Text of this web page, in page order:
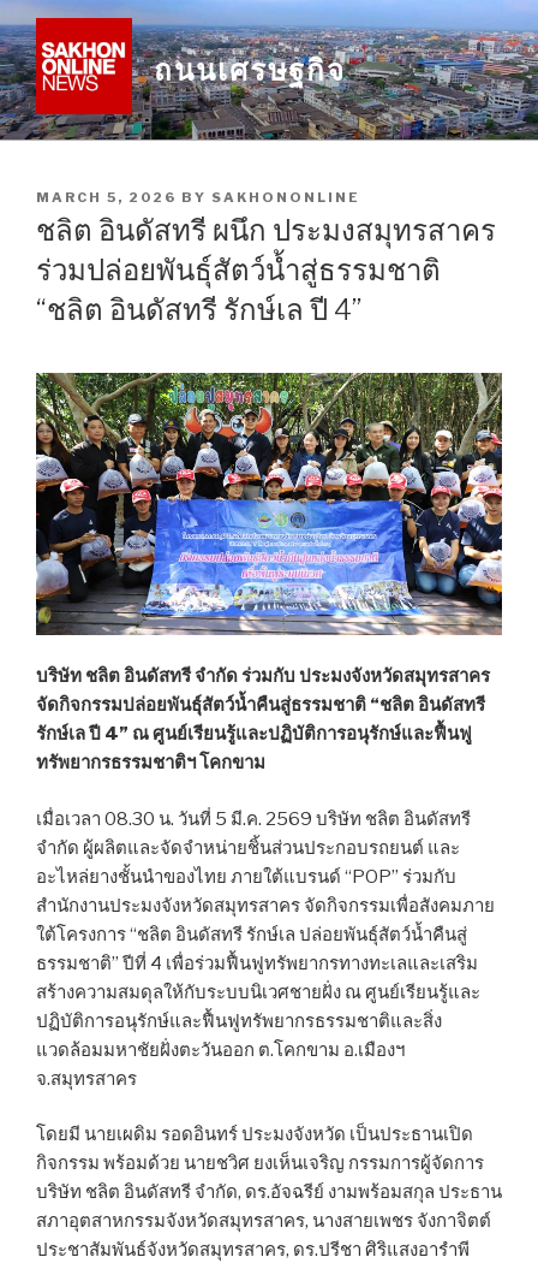
to
content
ถนนเศรษฐกิจ
POSTED
ON
MARCH 5, 2026 BY SAKHONONLINE
ชลิต อินดัสทรี ผนึก ประมงสมุทรสาคร
ร่วมปล่อยพันธุ์สัตว์น้ำสู่ธรรมชาติ
“ชลิต อินดัสทรี รักษ์เล ปี 4”
บริษัท ชลิต อินดัสทรี จำกัด ร่วมกับ ประมงจังหวัดสมุทรสาคร
จัดกิจกรรมปล่อยพันธุ์สัตว์น้ำคืนสู่ธรรมชาติ “ชลิต อินดัสทรี
รักษ์เล ปี 4” ณ ศูนย์เรียนรู้และปฏิบัติการอนุรักษ์และฟื้นฟู
ทรัพยากรธรรมชาติฯ โคกขาม
เมื่อเวลา 08.30 น. วันที่ 5 มี.ค. 2569 บริษัท ชลิต อินดัสทรี
จำกัด ผู้ผลิตและจัดจำหน่ายชิ้นส่วนประกอบรถยนต์ และ
อะไหล่ยางชั้นนำของไทย ภายใต้แบรนด์ “POP” ร่วมกับ
สำนักงานประมงจังหวัดสมุทรสาคร จัดกิจกรรมเพื่อสังคมภาย
ใต้โครงการ “ชลิต อินดัสทรี รักษ์เล ปล่อยพันธุ์สัตว์น้ำคืนสู่
ธรรมชาติ” ปีที่ 4 เพื่อร่วมฟื้นฟูทรัพยากรทางทะเลและเสริม
สร้างความสมดุลให้กับระบบนิเวศชายฝั่ง ณ ศูนย์เรียนรู้และ
ปฏิบัติการอนุรักษ์และฟื้นฟูทรัพยากรธรรมชาติและสิ่ง
แวดล้อมมหาชัยฝั่งตะวันออก ต.โคกขาม อ.เมืองฯ
จ.สมุทรสาคร
โดยมี นายเผดิม รอดอินทร์ ประมงจังหวัด เป็นประธานเปิด
กิจกรรม พร้อมด้วย นายชวิศ ยงเห็นเจริญ กรรมการผู้จัดการ
บริษัท ชลิต อินดัสทรี จำกัด, ดร.อัจฉรีย์ งามพร้อมสกุล ประธาน
สภาอุตสาหกรรมจังหวัดสมุทรสาคร, นางสายเพชร จังกาจิตต์
ประชาสัมพันธ์จังหวัดสมุทรสาคร, ดร.ปรีชา ศิริแสงอารำพี